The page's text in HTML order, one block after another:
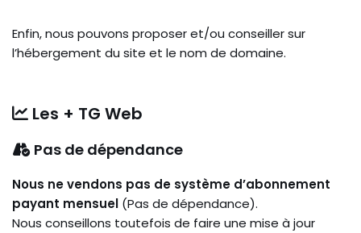
Enfin, nous pouvons proposer et/ou conseiller sur
l’hébergement du site et le nom de domaine.
Les + TG Web
Pas de dépendance
Nous ne vendons pas de système d’abonnement
payant mensuel (Pas de dépendance).
Nous conseillons toutefois de faire une mise à jour